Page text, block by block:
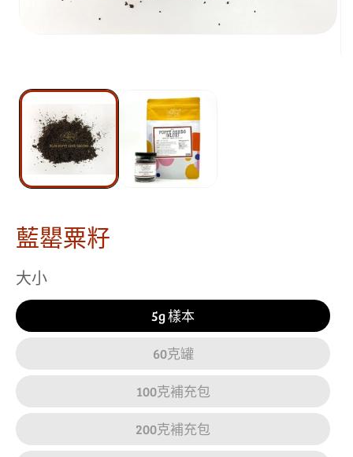
藍罌粟籽
大小
5g 樣本
60克罐
100克補充包
200克補充包